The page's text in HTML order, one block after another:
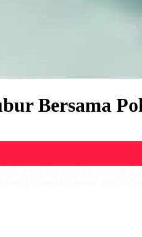
Bersama